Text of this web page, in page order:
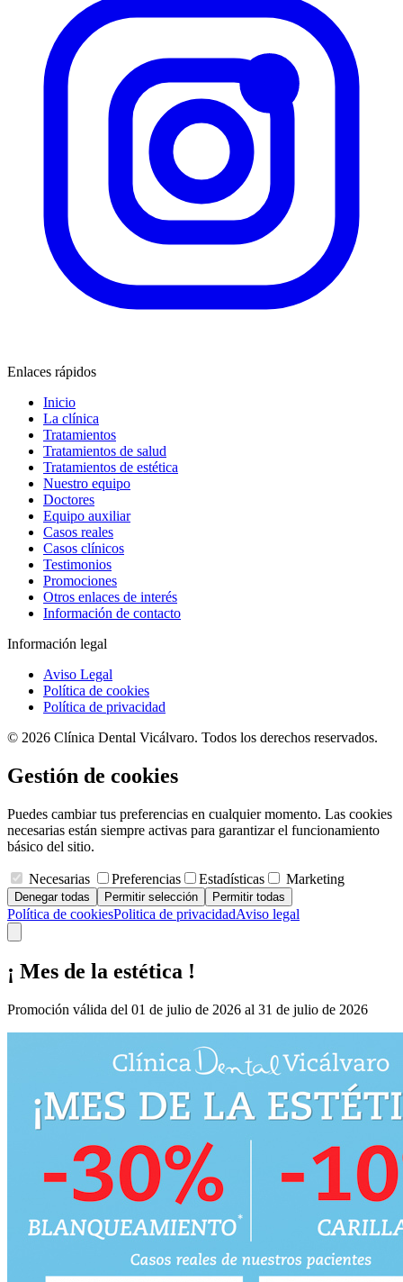
Enlaces rápidos
Inicio
La clínica
Tratamientos
Tratamientos de salud
Tratamientos de estética
Nuestro equipo
Doctores
Equipo auxiliar
Casos reales
Casos clínicos
Testimonios
Promociones
Otros enlaces de interés
Información de contacto
Información legal
Aviso Legal
Política de cookies
Política de privacidad
© 2026 Clínica Dental Vicálvaro. Todos los derechos reservados.
Gestión de cookies
Puedes cambiar tus preferencias en cualquier momento. Las cookies
necesarias están siempre activas para garantizar el funcionamiento
básico del sitio.
Necesarias Preferencias Estadísticas Marketing
Denegar todas Permitir selección Permitir todas
Política de cookiesPolitica de privacidadAviso legal
¡ Mes de la estética !
Promoción válida del 01 de julio de 2026 al 31 de julio de 2026